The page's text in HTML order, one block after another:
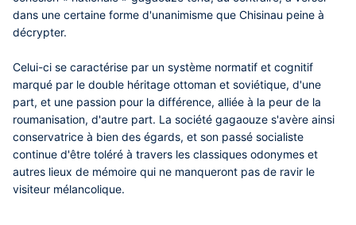
dans une certaine forme d'unanimisme que Chisinau peine à
décrypter.
Celui-ci se caractérise par un système normatif et cognitif
marqué par le double héritage ottoman et soviétique, d'une
part, et une passion pour la différence, alliée à la peur de la
roumanisation, d'autre part. La société gagaouze s'avère ainsi
conservatrice à bien des égards, et son passé socialiste
continue d'être toléré à travers les classiques odonymes et
autres lieux de mémoire qui ne manqueront pas de ravir le
visiteur mélancolique.